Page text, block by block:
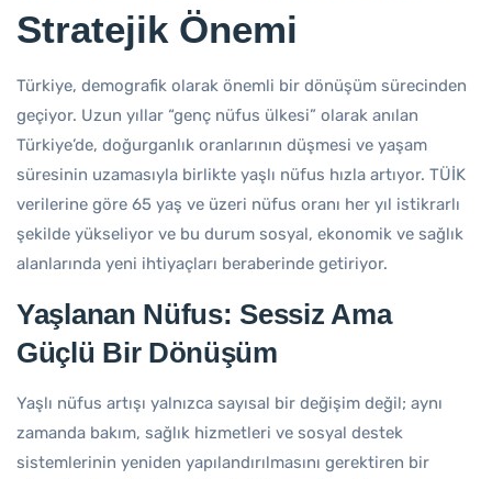
Stratejik Önemi
Türkiye, demografik olarak önemli bir dönüşüm sürecinden
geçiyor. Uzun yıllar “genç nüfus ülkesi” olarak anılan
Türkiye’de, doğurganlık oranlarının düşmesi ve yaşam
süresinin uzamasıyla birlikte yaşlı nüfus hızla artıyor. TÜİK
verilerine göre 65 yaş ve üzeri nüfus oranı her yıl istikrarlı
şekilde yükseliyor ve bu durum sosyal, ekonomik ve sağlık
alanlarında yeni ihtiyaçları beraberinde getiriyor.
Yaşlanan Nüfus: Sessiz Ama
Güçlü Bir Dönüşüm
Yaşlı nüfus artışı yalnızca sayısal bir değişim değil; aynı
zamanda bakım, sağlık hizmetleri ve sosyal destek
sistemlerinin yeniden yapılandırılmasını gerektiren bir